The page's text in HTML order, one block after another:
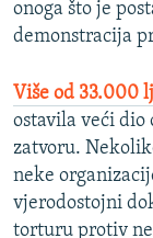
onoga što je
demonstracija
Više od 33.000
ostavila veći dio
zatvoru.
neke
vjerodostojni
torturu protiv